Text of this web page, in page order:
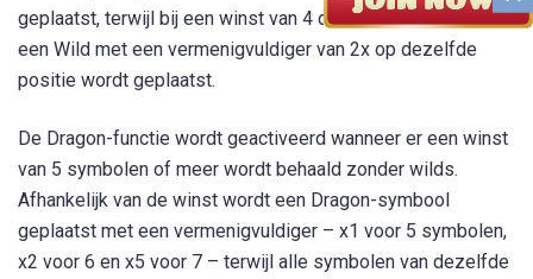
geplaatst, terwijl bij een winst van 4 dezelfde symbolen
een Wild met een vermenigvuldiger van 2x op dezelfde
positie wordt geplaatst.
De Dragon-functie wordt geactiveerd wanneer er een winst
van 5 symbolen of meer wordt behaald zonder wilds.
Afhankelijk van de winst wordt een Dragon-symbool
geplaatst met een vermenigvuldiger – x1 voor 5 symbolen,
x2 voor 6 en x5 voor 7 – terwijl alle symbolen van dezelfde